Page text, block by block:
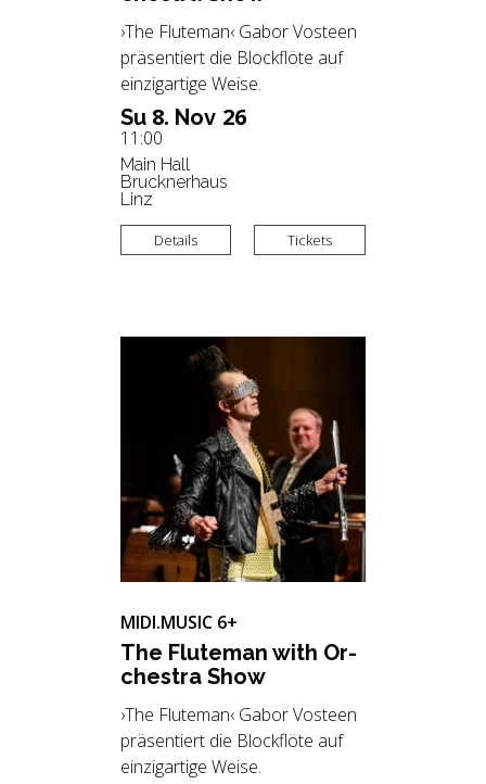
Su 8. Nov 26
11:00
Main Hall
Brucknerhaus
Linz
›The Fluteman‹ Gabor Vosteen
präsentiert die Blockflöte auf
einzigartige Weise.
Details Tickets
MIDI.MUSIC 6+
The Flute­man with Or­
ches­tra Show
›The Fluteman‹ Gabor Vosteen
präsentiert die Blockflöte auf
einzigartige Weise.